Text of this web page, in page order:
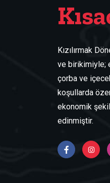
Kızılırmak
ve birikimiyle;
çorba ve
koşullarda
ekonomik
edinmiştir.